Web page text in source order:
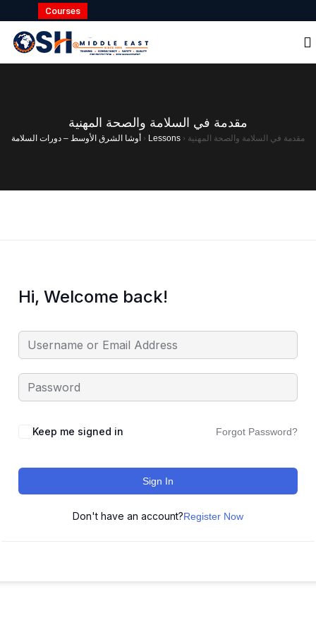
Courses
مقدمة في السلامة والصحة المهنية
أوشا الشرق الأوسط – دورات السلامة › Lessons › مقدمة في السلامة والصحة المهنية
Hi, Welcome back!
Keep me signed in Forgot Password?
Sign In
Don't have an account?Register Now